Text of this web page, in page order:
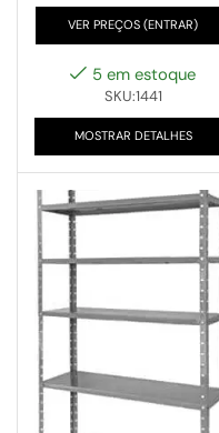
VER PREÇOS (ENTRAR)
5 em estoque
SKU:1441
MOSTRAR DETALHES